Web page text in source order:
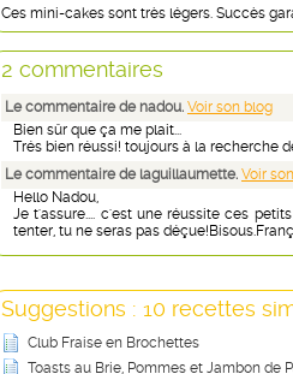
Ces mini-cakes sont très légers. Succès
2 commentaires
Le commentaire de nadou. Voir son blog
Bien sûr que ça me plait...
Trés bien réussi! toujours à la recherche
Le commentaire de laguillaumette. Voir
Hello Nadou,
Je t'assure.... c'est une réussite ces
tenter, tu ne seras pas
Suggestions : 10 recettes
Club Fraise en Brochettes
Toasts au Brie, Pommes et Jambon de